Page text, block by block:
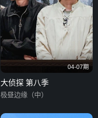
04-07期
大侦探 第八季
极昼边缘（中）